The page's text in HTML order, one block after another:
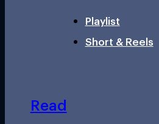
Playlist
Short & Reels
Read